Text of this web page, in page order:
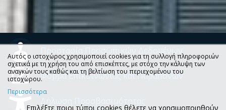
Προστασία Προσωπικών Δεδομένων
Φόρμα Επικοινωνίας και Παραπόνων
Αυτός ο ιστοχώρος χρησιμοποιεί cookies για τη συλλογή πληροφοριών
σχετικά με τη χρήση του από επισκέπτες, με στόχο την κάλυψη των
αναγκών τους καθώς και τη βελτίωση του περιεχομένου του
ιστοχώρου.
Περισσότερα
Επιλέξτε ποιοι τύποι cookies θέλετε να χρησιμοποιηθούν